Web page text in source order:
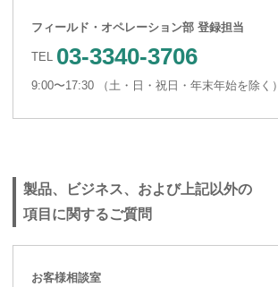
フィールド・オペレーション部 登録担当
TEL 03-3340-3706
9:00〜17:30 （土・日・祝日・年末年始を除く）
製品、ビジネス、および上記以外の
項目に関するご質問
お客様相談室